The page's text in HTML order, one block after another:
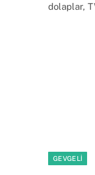
dolaplar,
GEVGELI